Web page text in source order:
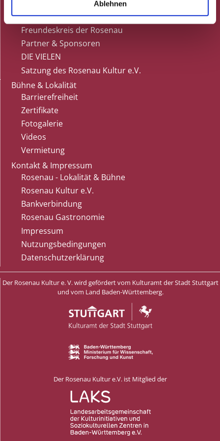
Ablehnen
Gönner / Freunde / Förderer
Freundeskreis der Rosenau
Partner & Sponsoren
DIE VIELEN
Satzung des Rosenau Kultur e.V.
Bühne & Lokalität
Barrierefreiheit
Zertifikate
Fotogalerie
Videos
Vermietung
Kontakt & Impressum
Rosenau - Lokalität & Bühne
Rosenau Kultur e.V.
Bankverbindung
Rosenau Gastronomie
Impressum
Nutzungsbedingungen
Datenschutzerklärung
Der Rosenau Kultur e. V. wird gefördert vom Kulturamt der Stadt Stuttgart
und vom Land Baden-Württemberg.
Der Rosenau Kultur e.V. ist Mitglied der